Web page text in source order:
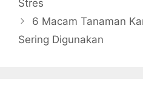
Stres
6 Macam Tanaman
Sering Digunakan